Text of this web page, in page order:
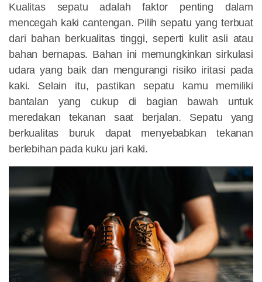
Kualitas sepatu adalah faktor penting dalam
mencegah kaki cantengan. Pilih sepatu yang terbuat
dari bahan berkualitas tinggi, seperti kulit asli atau
bahan bernapas. Bahan ini memungkinkan sirkulasi
udara yang baik dan mengurangi risiko iritasi pada
kaki. Selain itu, pastikan sepatu kamu memiliki
bantalan yang cukup di bagian bawah untuk
meredakan tekanan saat berjalan. Sepatu yang
berkualitas buruk dapat menyebabkan tekanan
berlebihan pada kuku jari kaki.